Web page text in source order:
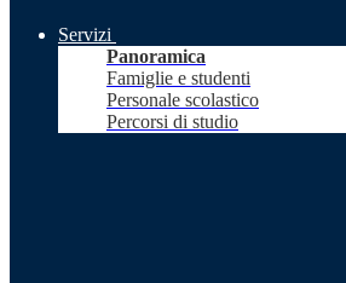
Servizi
Panoramica
Famiglie e studenti
Personale scolastico
Percorsi di studio